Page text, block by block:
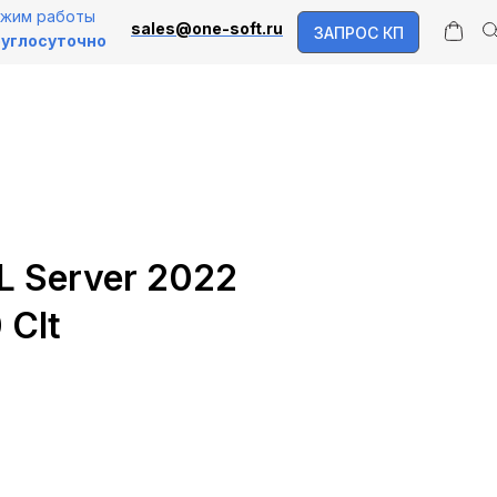
ЗАПРОС КП
sales@one-soft.ru
работы
Server 2022
Clt